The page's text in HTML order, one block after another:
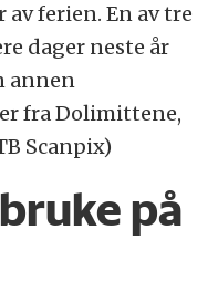
ferien. En av tre
dager neste år
annen
fra Dolimittene,
Scanpix)
på